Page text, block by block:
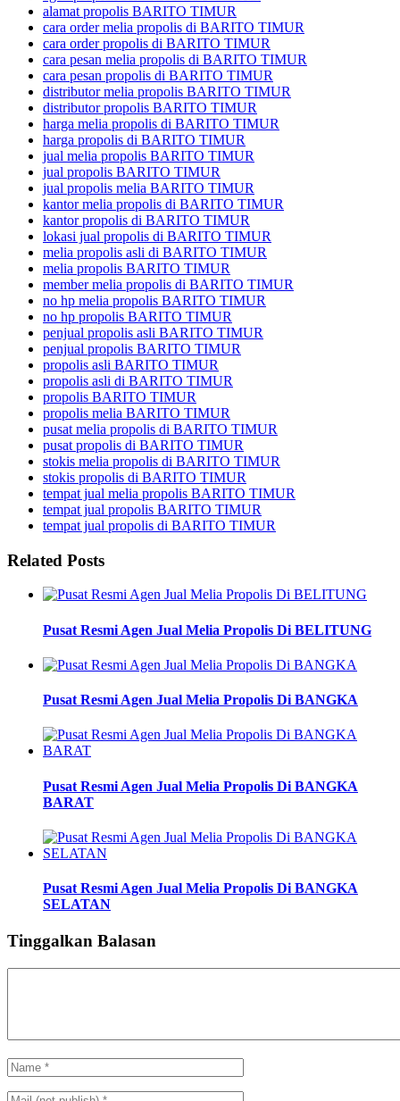
alamat propolis BARITO TIMUR
cara order melia propolis di BARITO TIMUR
cara order propolis di BARITO TIMUR
cara pesan melia propolis di BARITO TIMUR
cara pesan propolis di BARITO TIMUR
distributor melia propolis BARITO TIMUR
distributor propolis BARITO TIMUR
harga melia propolis di BARITO TIMUR
harga propolis di BARITO TIMUR
jual melia propolis BARITO TIMUR
jual propolis BARITO TIMUR
jual propolis melia BARITO TIMUR
kantor melia propolis di BARITO TIMUR
kantor propolis di BARITO TIMUR
lokasi jual propolis di BARITO TIMUR
melia propolis asli di BARITO TIMUR
melia propolis BARITO TIMUR
member melia propolis di BARITO TIMUR
no hp melia propolis BARITO TIMUR
no hp propolis BARITO TIMUR
penjual propolis asli BARITO TIMUR
penjual propolis BARITO TIMUR
propolis asli BARITO TIMUR
propolis asli di BARITO TIMUR
propolis BARITO TIMUR
propolis melia BARITO TIMUR
pusat melia propolis di BARITO TIMUR
pusat propolis di BARITO TIMUR
stokis melia propolis di BARITO TIMUR
stokis propolis di BARITO TIMUR
tempat jual melia propolis BARITO TIMUR
tempat jual propolis BARITO TIMUR
tempat jual propolis di BARITO TIMUR
Related Posts
Pusat Resmi Agen Jual Melia Propolis Di BELITUNG
Pusat Resmi Agen Jual Melia Propolis Di BANGKA
Pusat Resmi Agen Jual Melia Propolis Di BANGKA
BARAT
Pusat Resmi Agen Jual Melia Propolis Di BANGKA
SELATAN
Tinggalkan Balasan